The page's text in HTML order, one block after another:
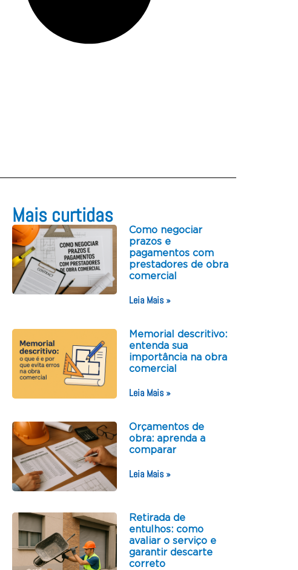
Mais curtidas​
Como negociar
prazos e
pagamentos com
prestadores de obra
comercial
Leia Mais »
Memorial descritivo:
entenda sua
importância na obra
comercial
Leia Mais »
Orçamentos de
obra: aprenda a
comparar
Leia Mais »
Retirada de
entulhos: como
avaliar o serviço e
garantir descarte
correto